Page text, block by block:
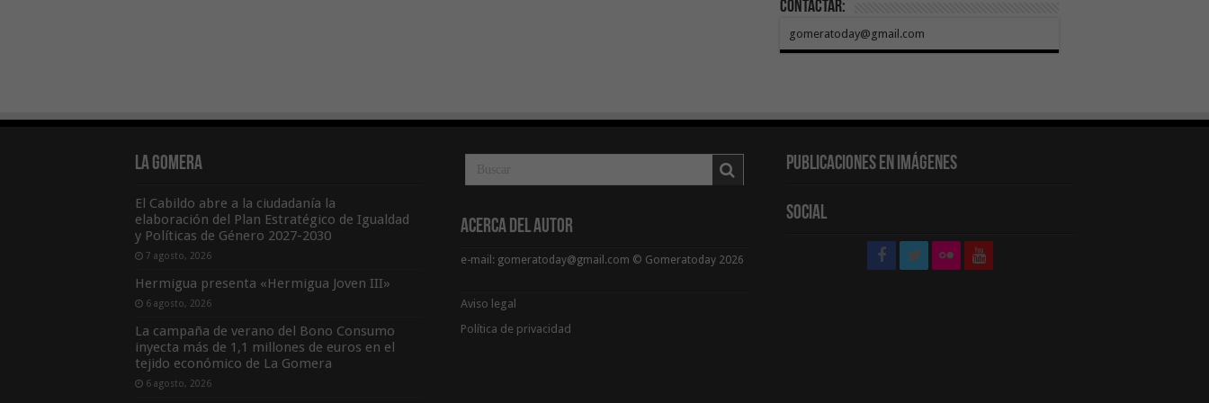
Contactar:
gomeratoday@gmail.com
La Gomera
El Cabildo abre a la ciudadanía la
elaboración del Plan Estratégico de Igualdad
y Políticas de Género 2027-2030
7 agosto, 2026
Hermigua presenta «Hermigua Joven III»
6 agosto, 2026
La campaña de verano del Bono Consumo
inyecta más de 1,1 millones de euros en el
tejido económico de La Gomera
6 agosto, 2026
Acerca del Autor
e-mail: gomeratoday@gmail.com © Gomeratoday 2026
Aviso legal
Política de privacidad
Publicaciones en Imágenes
Social